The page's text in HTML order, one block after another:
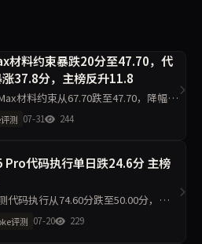
材料约束暴跌20分至47.70，代
37.8分，主榜反升11.8
材料约束从67.70跌至47.70，降幅20
，升37.8分。主榜从60.55升至72.34。
测 07-31 244
Pro代码执行单日跌24.6分 主榜
码执行从74.60分跌至50.00分，材料
分降至69.98分。单日10题测试中，代
分题
评测 07-20 229